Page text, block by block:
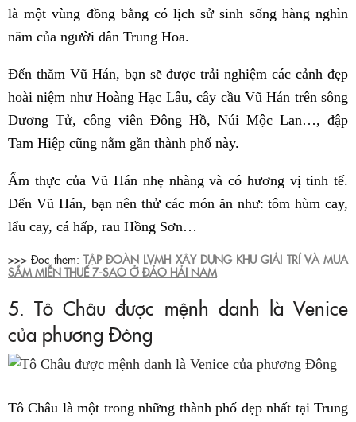
là một vùng đồng bằng có lịch sử sinh sống hàng nghìn
năm của người dân Trung Hoa.
Đến thăm Vũ Hán, bạn sẽ được trải nghiệm các cảnh đẹp
hoài niệm như Hoàng Hạc Lâu, cây cầu Vũ Hán trên sông
Dương Tử, công viên Đông Hồ, Núi Mộc Lan…, đập
Tam Hiệp cũng nằm gần thành phố này.
Ẩm thực của Vũ Hán nhẹ nhàng và có hương vị tinh tế.
Đến Vũ Hán, bạn nên thử các món ăn như: tôm hùm cay,
lẩu cay, cá hấp, rau Hồng Sơn…
>>> Đọc thêm: TẬP ĐOÀN LVMH XÂY DỰNG KHU GIẢI TRÍ VÀ MUA
SẮM MIỄN THUẾ 7-SAO Ở ĐẢO HẢI NAM
5. Tô Châu được mệnh danh là Venice
của phương Đông
Tô Châu là một trong những thành phố đẹp nhất tại Trung